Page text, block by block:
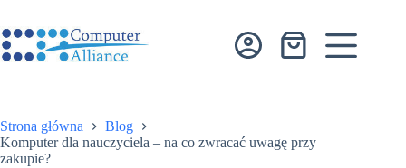
treści
Koszyk
Strona główna
Blog
Komputer dla nauczyciela – na co zwracać uwagę przy
zakupie?